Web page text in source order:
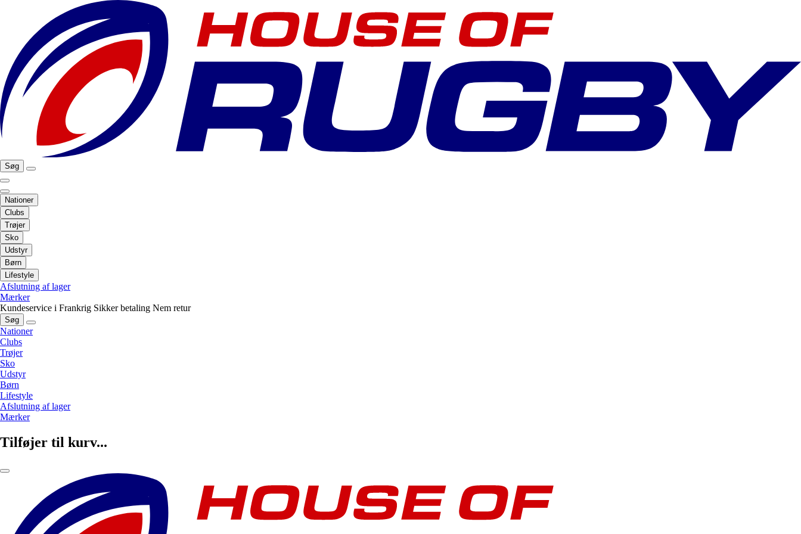
Søg
Nationer
Clubs
Trøjer
Sko
Udstyr
Børn
Lifestyle
Afslutning af lager
Mærker
Kundeservice i Frankrig Sikker betaling Nem retur
Søg
Nationer
Clubs
Trøjer
Sko
Udstyr
Børn
Lifestyle
Afslutning af lager
Mærker
Tilføjer til kurv...